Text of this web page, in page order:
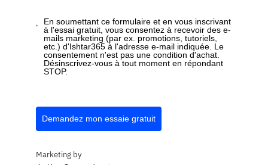
quoi et quand — sans faire de copies.
Notifications d'échéance
En soumettant ce formulaire et en vous inscrivant
à l'essai gratuit, vous consentez à recevoir des e-
mails marketing (par ex. promotions, tutoriels,
etc.) d'Ishtar365 à l'adresse e-mail indiquée. Le
consentement n'est pas une condition d'achat.
Désinscrivez-vous à tout moment en répondant
STOP.
Demandez mon essaie gratuit
Marketing by